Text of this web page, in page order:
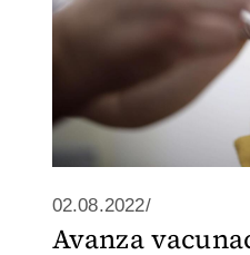
02.08.2022/
Avanza